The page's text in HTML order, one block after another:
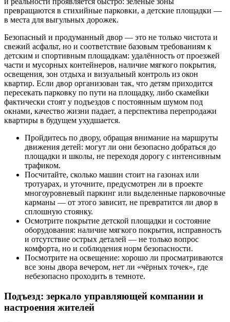
превращаются в стихийные парковки, а детские площадки —
в места для выгульных дорожек.
Безопасный и продуманный двор — это не только чистота и
свежий асфальт, но и соответствие базовым требованиям к
детским и спортивным площадкам: удалённость от проезжей
части и мусорных контейнеров, наличие мягкого покрытия,
освещения, зон отдыха и визуальный контроль из окон
квартир. Если двор организован так, что детям приходится
пересекать парковку по пути на площадку, либо скамейки
фактически стоят у подъездов с постоянным шумом под
окнами, качество жизни падает, а перспектива перепродажи
квартиры в будущем ухудшается.
Пройдитесь по двору, обращая внимание на маршруты
движения детей: могут ли они безопасно добраться до
площадки и школы, не переходя дорогу с интенсивным
трафиком.
Посчитайте, сколько машин стоит на газонах или
тротуарах, и уточните, предусмотрен ли в проекте
многоуровневый паркинг или выделенные парковочные
карманы — от этого зависит, не превратится ли двор в
сплошную стоянку.
Осмотрите покрытие детской площадки и состояние
оборудования: наличие мягкого покрытия, исправность
и отсутствие острых деталей — не только вопрос
комфорта, но и соблюдения норм безопасности.
Посмотрите на освещение: хорошо ли просматриваются
все зоны двора вечером, нет ли «чёрных точек», где
небезопасно проходить в темноте.
Подъезд: зеркало управляющей компании и
настроения жителей